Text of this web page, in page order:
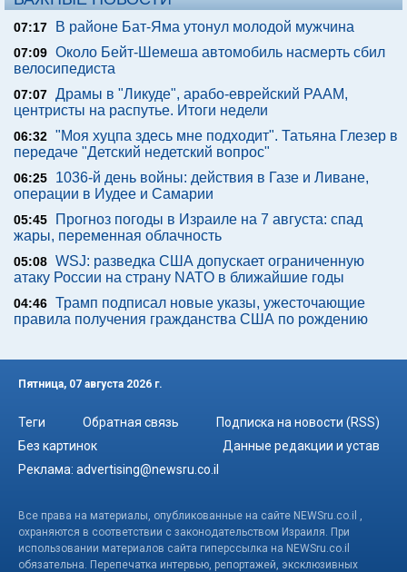
07:17 В районе Бат-Яма утонул молодой мужчина
07:09 Около Бейт-Шемеша автомобиль насмерть сбил
велосипедиста
07:07 Драмы в "Ликуде", арабо-еврейский РААМ,
центристы на распутье. Итоги недели
06:32 "Моя хуцпа здесь мне подходит". Татьяна Глезер в
передаче "Детский недетский вопрос"
06:25
1036-й день войны: действия в Газе и Ливане,
операции в Иудее и Самарии
05:45
Прогноз погоды в Израиле на 7 августа: спад
жары, переменная облачность
05:08 WSJ: разведка США допускает ограниченную
атаку России на страну NATO в ближайшие годы
04:46 Трамп подписал новые указы, ужесточающие
правила получения гражданства США по рождению
Пятница, 07 августа 2026 г.
Теги Обратная связь
Подписка на новости (RSS)
Без картинок
Данные редакции и устав
Реклама: advertising@newsru.co.il
Все права на материалы, опубликованные на сайте NEWSru.co.il ,
охраняются в соответствии с законодательством Израиля. При
использовании материалов сайта гиперссылка на NEWSru.co.il
обязательна. Перепечатка интервью, репортажей, эксклюзивных